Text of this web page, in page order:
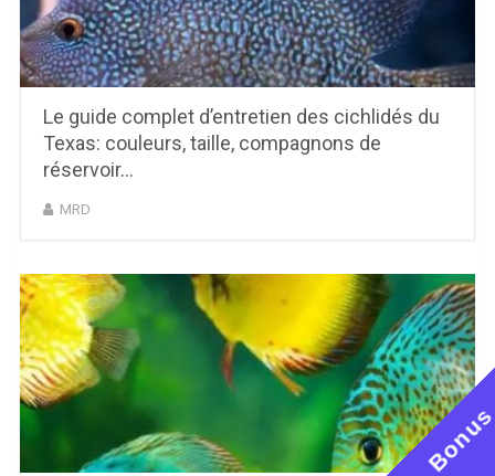
Le guide complet d’entretien des cichlidés du
Texas: couleurs, taille, compagnons de
réservoir…
MRD